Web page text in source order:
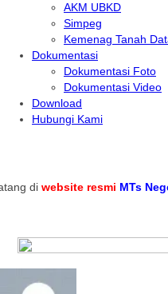
AKM UBKD
Simpeg
Kemenag Tanah
Dokumentasi
Dokumentasi Foto
Dokumentasi Video
Download
Hubungi Kami
diwebsite resmi MTs Negeri